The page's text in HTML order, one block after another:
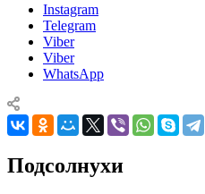
Instagram
Telegram
Viber
Viber
WhatsApp
Подсолнухи